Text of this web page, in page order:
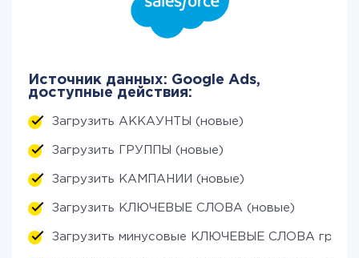
Источник данных: Google Ads,
доступные действия:
Загрузить АККАУНТЫ (новые)
Загрузить ГРУППЫ (новые)
Загрузить КАМПАНИИ (новые)
Загрузить КЛЮЧЕВЫЕ СЛОВА (новые)
Загрузить минусовые КЛЮЧЕВЫЕ СЛОВА групп